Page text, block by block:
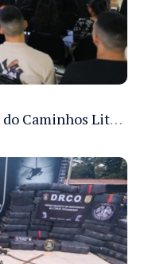
Sejusc participa da 5ª edição do Caminhos Literários com foco na cultura hip-hop nas unidades socioeducativas